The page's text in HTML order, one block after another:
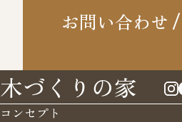
お問い合わせ
木づくりの家
コンセプト